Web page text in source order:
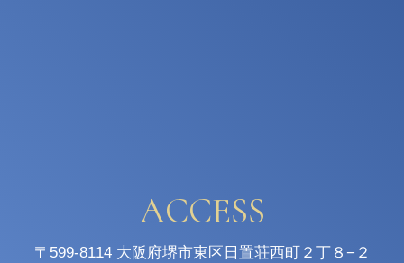
ACCESS
〒599-8114 大阪府堺市東区日置荘西町２丁８−２